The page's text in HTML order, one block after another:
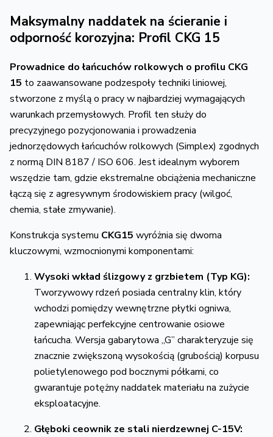
Maksymalny naddatek na ścieranie i
odporność korozyjna: Profil CKG 15
Prowadnice do łańcuchów rolkowych o profilu CKG
15 to zaawansowane podzespoły techniki liniowej,
stworzone z myślą o pracy w najbardziej wymagających
warunkach przemysłowych. Profil ten służy do
precyzyjnego pozycjonowania i prowadzenia
jednorzędowych łańcuchów rolkowych (Simplex) zgodnych
z normą DIN 8187 / ISO 606. Jest idealnym wyborem
wszędzie tam, gdzie ekstremalne obciążenia mechaniczne
łączą się z agresywnym środowiskiem pracy (wilgoć,
chemia, stałe zmywanie).
Konstrukcja systemu CKG15 wyróżnia się dwoma
kluczowymi, wzmocnionymi komponentami:
Wysoki wkład ślizgowy z grzbietem (Typ KG):
Tworzywowy rdzeń posiada centralny klin, który
wchodzi pomiędzy wewnętrzne płytki ogniwa,
zapewniając perfekcyjne centrowanie osiowe
łańcucha. Wersja gabarytowa „G” charakteryzuje się
znacznie zwiększoną wysokością (grubością) korpusu
polietylenowego pod bocznymi półkami, co
gwarantuje potężny naddatek materiału na zużycie
eksploatacyjne.
Głęboki ceownik ze stali nierdzewnej C-15V: